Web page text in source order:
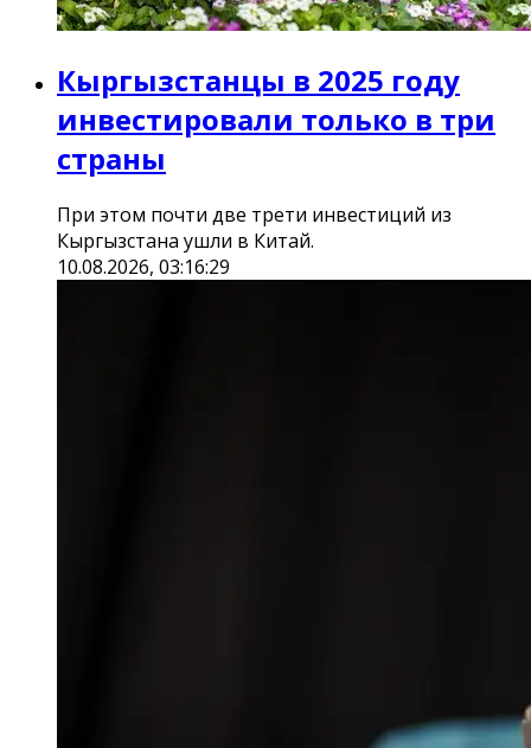
Кыргызстанцы в 2025 году
инвестировали только в три
страны
При этом почти две трети инвестиций из
Кыргызстана ушли в Китай.
10.08.2026, 03:16:29